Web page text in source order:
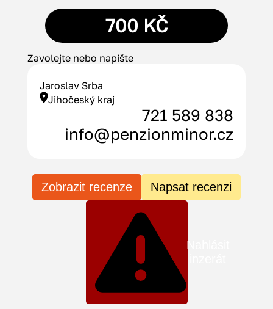
700 KČ
Zavolejte nebo napište
Jaroslav Srba
Jihočeský kraj
721 589 838
info@penzionminor.cz
Zobrazit recenze Napsat recenzi
Nahlásit